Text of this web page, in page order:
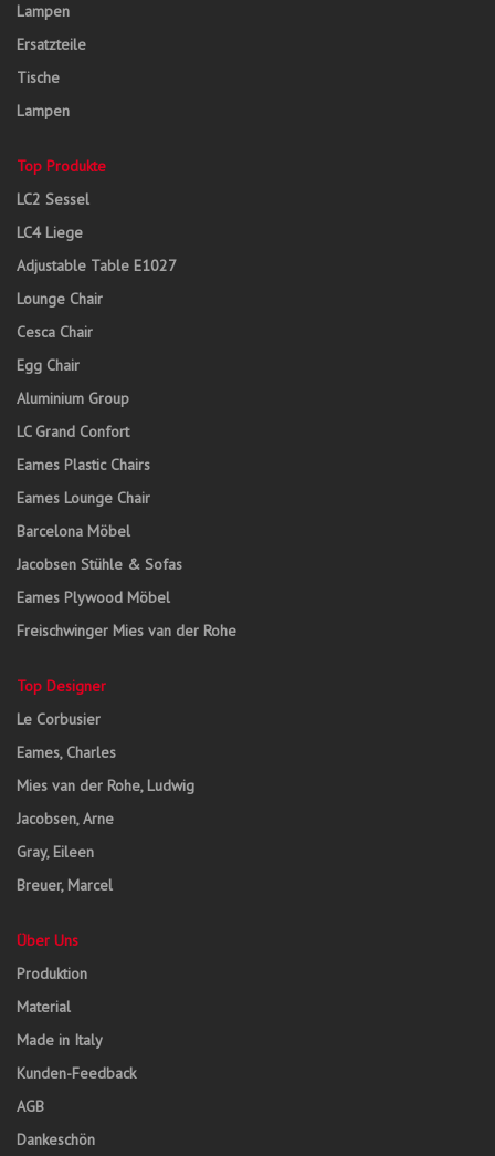
Lampen
Ersatzteile
Tische
Lampen
Top Produkte
LC2 Sessel
LC4 Liege
Adjustable Table E1027
Lounge Chair
Cesca Chair
Egg Chair
Aluminium Group
LC Grand Confort
Eames Plastic Chairs
Eames Lounge Chair
Barcelona Möbel
Jacobsen Stühle & Sofas
Eames Plywood Möbel
Freischwinger Mies van der Rohe
Top Designer
Le Corbusier
Eames, Charles
Mies van der Rohe, Ludwig
Jacobsen, Arne
Gray, Eileen
Breuer, Marcel
Über Uns
Produktion
Material
Made in Italy
Kunden-Feedback
AGB
Dankeschön